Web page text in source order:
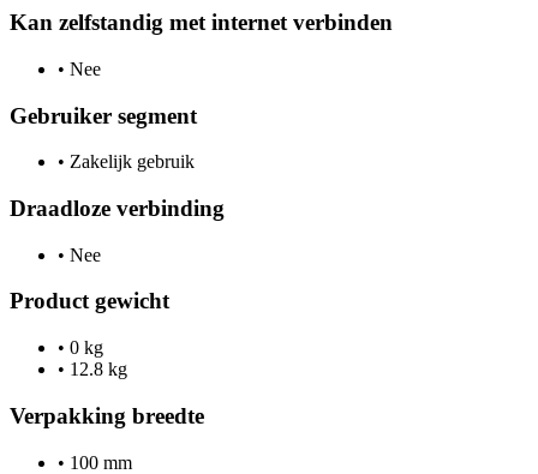
Kan zelfstandig met internet verbinden
• Nee
Gebruiker segment
• Zakelijk gebruik
Draadloze verbinding
• Nee
Product gewicht
• 0 kg
• 12.8 kg
Verpakking breedte
• 100 mm